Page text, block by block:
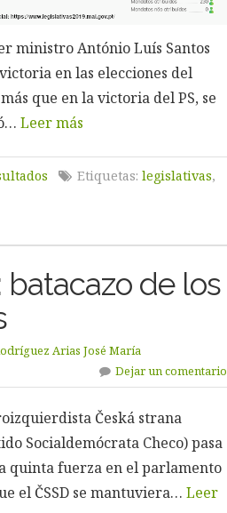
ministro António Luís Santos
en las elecciones del
que en la victoria del PS, se
Leer más
Etiquetas: legislativas,
batacazo de los
Arias José María
Dejar un comentario
Česká strana
Socialdemócrata Checo) pasa
quinta fuerza en el parlamento
el ČSSD se mantuviera… Leer